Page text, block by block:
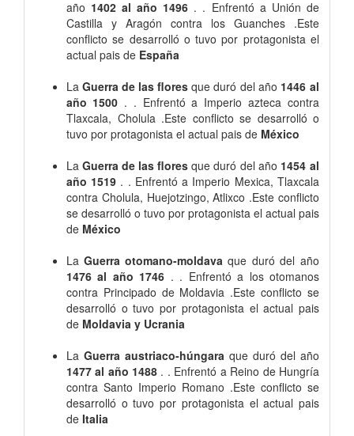
año 1402 al año 1496 . . Enfrentó a Unión de
Castilla y Aragón contra los Guanches .Este
conflicto se desarrolló o tuvo por protagonista el
actual pais de España
La Guerra de las flores que duró del año 1446 al
año 1500 . . Enfrentó a Imperio azteca contra
Tlaxcala, Cholula .Este conflicto se desarrolló o
tuvo por protagonista el actual pais de México
La Guerra de las flores que duró del año 1454 al
año 1519 . . Enfrentó a Imperio Mexica, Tlaxcala
contra Cholula, Huejotzingo, Atlixco .Este conflicto
se desarrolló o tuvo por protagonista el actual pais
de México
La Guerra otomano-moldava que duró del año
1476 al año 1746 . . Enfrentó a los otomanos
contra Principado de Moldavia .Este conflicto se
desarrolló o tuvo por protagonista el actual pais
de Moldavia y Ucrania
La Guerra austriaco-húngara que duró del año
1477 al año 1488 . . Enfrentó a Reino de Hungría
contra Santo Imperio Romano .Este conflicto se
desarrolló o tuvo por protagonista el actual pais
de Italia